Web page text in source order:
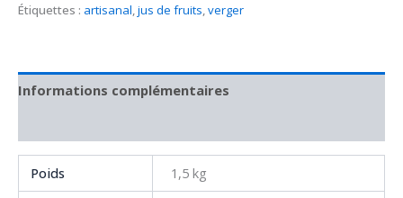
Étiquettes : artisanal,jus de fruits,verger
Informations complémentaires
Poids 1,5 kg